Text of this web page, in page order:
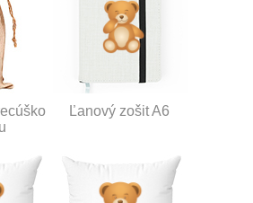
Ľanový zošit A6